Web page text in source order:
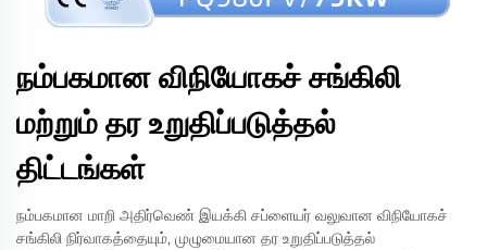
நம்பகமான விநியோகச் சங்கிலி
மற்றும் தர உறுதிப்படுத்தல்
திட்டங்கள்
நம்பகமான மாறி அதிர்வெண் இயக்கி சப்ளையர் வலுவான விநியோகச்
சங்கிலி நிர்வாகத்தையும், முழுமையான தர உறுதிப்படுத்தல்